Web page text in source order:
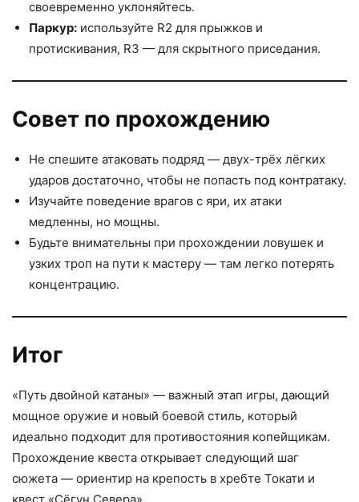
своевременно уклоняйтесь.
Паркур: используйте R2 для прыжков и
протискивания, R3 — для скрытного приседания.
Совет по прохождению
Не спешите атаковать подряд — двух-трёх лёгких
ударов достаточно, чтобы не попасть под контратаку.
Изучайте поведение врагов с яри, их атаки
медленны, но мощны.
Будьте внимательны при прохождении ловушек и
узких троп на пути к мастеру — там легко потерять
концентрацию.
Итог
«Путь двойной катаны» — важный этап игры, дающий
мощное оружие и новый боевой стиль, который
идеально подходит для противостояния копейщикам.
Прохождение квеста открывает следующий шаг
сюжета — ориентир на крепость в хребте Токати и
квест «Сёгун Севера».